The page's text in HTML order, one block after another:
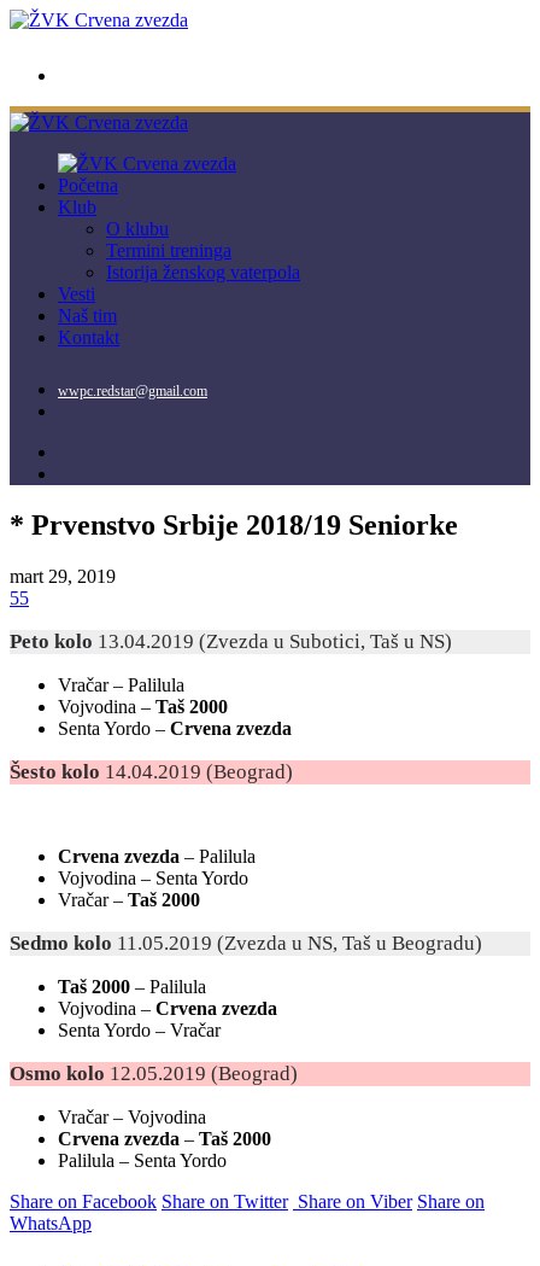
Početna
Klub
O klubu
Termini treninga
Istorija ženskog vaterpola
Vesti
Naš tim
Kontakt
wwpc.redstar@gmail.com
* Prvenstvo Srbije 2018/19 Seniorke
mart 29, 2019
55
Peto kolo 13.04.2019 (Zvezda u Subotici, Taš u NS)
Vračar – Palilula
Vojvodina – Taš 2000
Senta Yordo – Crvena zvezda
Šesto kolo 14.04.2019 (Beograd)
Crvena zvezda – Palilula
Vojvodina – Senta Yordo
Vračar – Taš 2000
Sedmo kolo 11.05.2019 (Zvezda u NS, Taš u Beogradu)
Taš 2000 – Palilula
Vojvodina – Crvena zvezda
Senta Yordo – Vračar
Osmo kolo 12.05.2019 (Beograd)
Vračar – Vojvodina
Crvena zvezda – Taš 2000
Palilula – Senta Yordo
Share on Facebook Share on Twitter Share on Viber Share on
WhatsApp